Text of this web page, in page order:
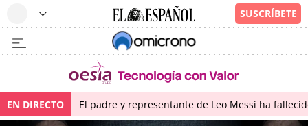
EN DIRECTO El padre y representante de Leo Messi ha